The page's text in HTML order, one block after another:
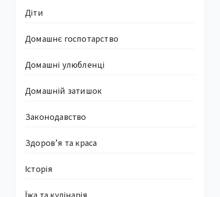
Діти
Домашнє госпотарство
Домашні улюбленці
Домашній затишок
Законодавство
Здоров’я та краса
Історія
Їжа та кулінарія